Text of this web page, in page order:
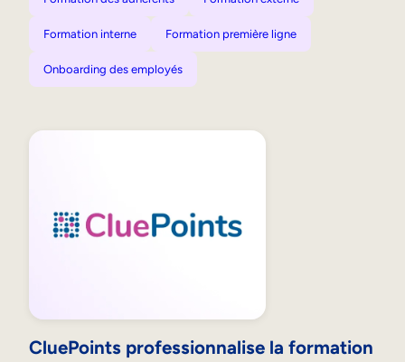
Formation interne Formation première ligne
Onboarding des employés
CluePoints professionnalise la formation